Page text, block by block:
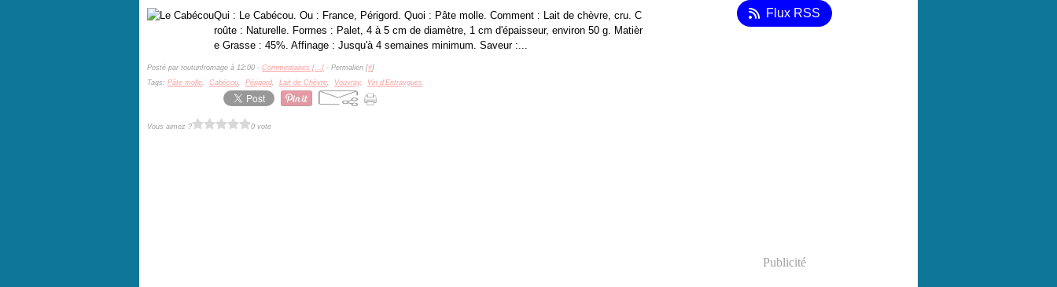
Qui : Le Cabécou. Ou : France, Périgord. Quoi : Pâte molle. Comment : Lait de chèvre, cru. C
roûte : Naturelle. Formes : Palet, 4 à 5 cm de diamètre, 1 cm d'épaisseur, environ 50 g. Matièr
e Grasse : 45%. Affinage : Jusqu'à 4 semaines minimum. Saveur :...
Posté par toutunfromage à 12:00 - Commentaires […] - Permalien [#]
Tags: Pâte molle, Cabécou, Périgord, Lait de Chèvre, Vouvray, Vin d'Entraygues
Vous aimez ? 0 vote
Flux RSS
Publicité